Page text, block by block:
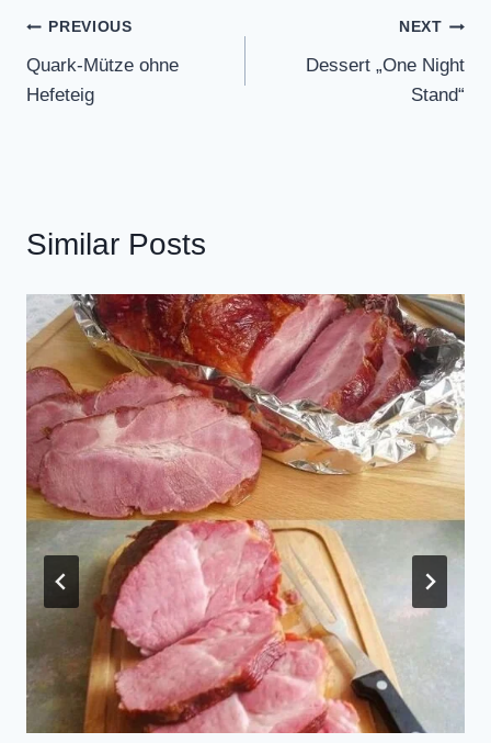
Post
navigation
PREVIOUS
Quark-Mütze ohne
Hefeteig
NEXT
Dessert „One Night
Stand“
Similar Posts